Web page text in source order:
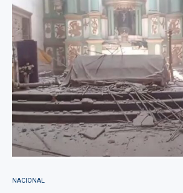
NACIONAL